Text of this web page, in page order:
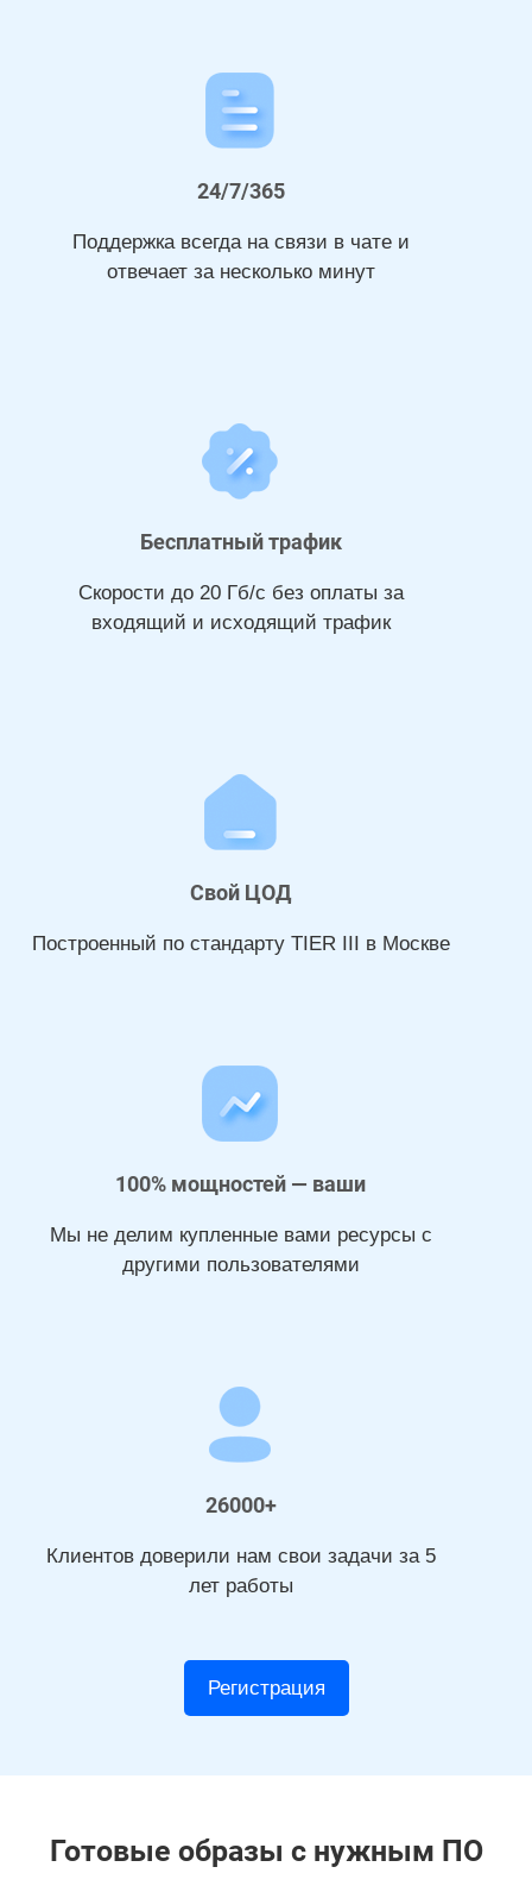
24/7/365
Поддержка всегда на связи в чате и
отвечает за несколько минут
Бесплатный трафик
Скорости до 20 Гб/с без оплаты за
входящий и исходящий трафик
Свой ЦОД
Построенный по стандарту TIER III в Москве
100% мощностей — ваши
Мы не делим купленные вами ресурсы с
другими пользователями
26000+
Клиентов доверили нам свои задачи за 5
лет работы
Регистрация
Готовые образы с нужным ПО